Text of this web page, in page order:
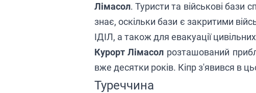
Лімасол. Туристи та військові бази
знає, оскільки бази є закритими
ІДІЛ, а також для евакуації
Курорт Лімасол розташований
вже десятки років. Кіпр з'явився в
Туреччина